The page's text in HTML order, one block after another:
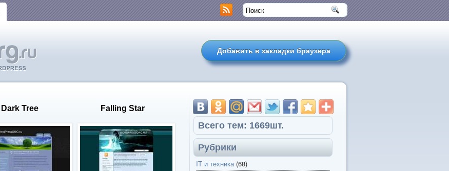
Добавить в закладки браузера
Dark Tree Falling Star
Всего тем: 1669шт.
Рубрики
IT и техника(68)